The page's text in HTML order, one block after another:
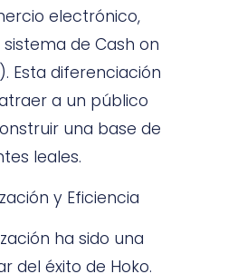
electrónico,
de Cash on
Esta diferenciación
a un público
una base de
leales.
y Eficiencia
ha sido una
del éxito de Hoko.